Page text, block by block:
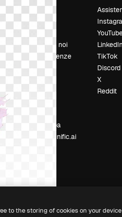
Chi siamo
Lavora con noi
Cerca tendenze
Blog
Sala stampa
Cerchi magnific.ai
LinkedIn
TikTok
Discord
X
Reddit
to the storing of cookies on your